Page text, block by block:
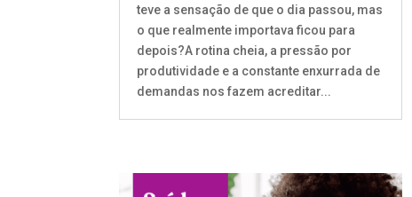
teve a sensação de que o dia passou, mas
o que realmente importava ficou para
depois?A rotina cheia, a pressão por
produtividade e a constante enxurrada de
demandas nos fazem acreditar...